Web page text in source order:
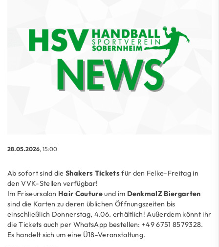
28.05.2026, 15:00
Ab sofort sind dieShakers Tickets für den Felke-Freitag in
den VVK-Stellen verfügbar!
Im Friseursalon Hair Coutureund im DenkmalZ Biergarten
sind die Karten zu deren üblichen Öffnungszeiten bis
einschließlich Donnerstag, 4.06. erhältlich! Außerdem könnt ihr
die Tickets auch per WhatsApp bestellen: +49 6751 8579328.
Es handelt sich um eine Ü18-Veranstaltung.